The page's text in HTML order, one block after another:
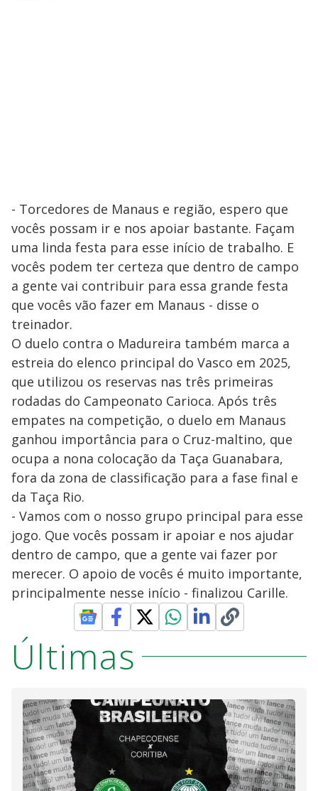
- Torcedores de Manaus e região, espero que
vocês possam ir e nos apoiar bastante. Façam
uma linda festa para esse início de trabalho. E
vocês podem ter certeza que dentro de campo
a gente vai contribuir para essa grande festa
que vocês vão fazer em Manaus - disse o
treinador.
O duelo contra o Madureira também marca a
estreia do elenco principal do Vasco em 2025,
que utilizou os reservas nas três primeiras
rodadas do Campeonato Carioca. Após três
empates na competição, o duelo em Manaus
ganhou importância para o Cruz-maltino, que
ocupa a nona colocação da Taça Guanabara,
fora da zona de classificação para a fase final e
da Taça Rio.
- Vamos com o nosso grupo principal para esse
jogo. Que vocês possam ir apoiar e nos ajudar
dentro de campo, que a gente vai fazer por
merecer. O apoio de vocês é muito importante,
principalmente nesse início - finalizou Carille.
Últimas